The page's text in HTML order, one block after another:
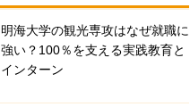
明海大学の観光専攻はなぜ就職に
強い？100％を支える実践教育と
インターン